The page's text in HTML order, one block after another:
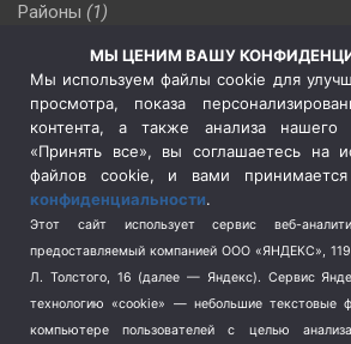
Районы (1)
Сельское хозяйство (3)
Социальная политика
(3)
Спецоперация в Украине
Спецоперация на Украине
(404)
Спорт (740)
Терроризм (1)
Транспорт (262)
Туризм (178)
МЫ ЦЕНИМ ВАШУ
Мы используем файлы cookie для
просмотра, показа
контента, а также анализа нашего
«Принять все», вы соглашаетесь на
файлов cookie, и вами
конфиденциальности.
Этот сайт использует сервис веб-
предоставляемый компанией ООО «ЯНДЕКС»,
Л. Толстого, 16 (далее — Яндекс). Сервис
технологию «cookie» — небольшие текстовые
компьютере пользователей с целью